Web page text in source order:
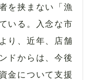
を挟まない「漁
いる。入念な市
り、近年、店舗
ドからは、今後
金について支援